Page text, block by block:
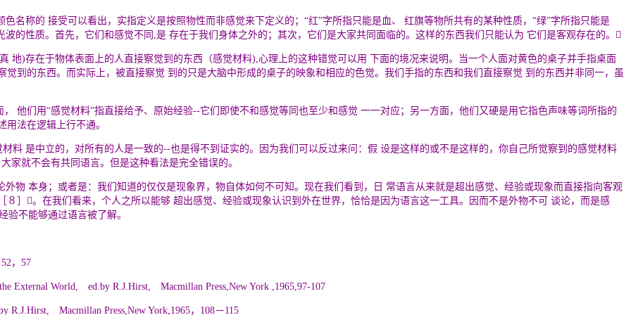
名称的 接受可以看出，实指定义是按照物性而非感觉来下定义的； “红”字所指只能是血、 红旗等物所共有的某种性质， “绿”字所指只能是
的性质。首先，它们和感觉不同,是 存在于我们身体之外的；其次，它们是大家共同面临的。这样的东西我们只能认为 它们是客观存在的。
地)存在于物体表面上的人直接察觉到的东西（感觉材料),心理上的这种错觉可以用 下面的境况来说明。当一个人面对黄色的桌子并手指桌面
到的东西。而实际上，被直接察觉 到的只是大脑中形成的桌子的映象和相应的色觉。我们手指的东西和我们直接察觉 到的东西并非同一，虽
， 他们用“感觉材料”指直接给予、原始经验--它们即使不和感觉等同也至少和感觉 一一对应；另一方面，他们又硬是用它指色声味等词所指的
法在逻辑上行不通。
材料 是中立的，对所有的人是一致的--也是得不到证实的。因为我们可以反过来问：假 设是这样的或不是这样的，你自己所觉察到的感觉材料
家就不会有共同语言。但是这种看法是完全错误的。
物 本身；或者是：我们知道的仅仅是现象界，物自体如何不可知。现在我们看到，日 常语言从来就是超出感觉、经验或现象而直接指向客观
８］。在我们看来，个人之所以能够 超出感觉、经验或现象认识到外在世界，恰恰是因为语言这一工具。因而不是外物不可 谈论，而是感
验不能够通过语言被了解。
，57
External World, ed.by R.J.Hirst, Macmillan Press,New York ,1965,97-107
Macmillan Press,New York,1965，108－115